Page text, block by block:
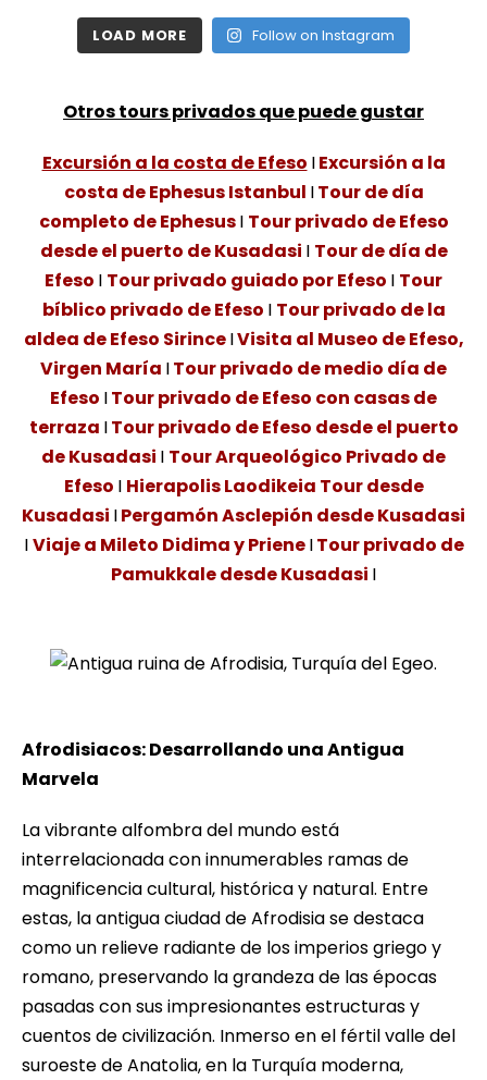
LOAD MORE Follow on Instagram
Otros tours privados que puede gustar
Excursión a la costa de Efeso IExcursión a la
costa de Ephesus Istanbul ITour de día
completo de EphesusI Tour privado de Efeso
desde el puerto de Kusadasi I Tour de día de
Efeso I Tour privado guiado por Efeso I Tour
bíblico privado de Efeso I Tour privado de la
aldea de Efeso SirinceIVisita al Museo de Efeso,
Virgen María ITour privado de medio día de
Efeso ITour privado de Efeso con casas de
terraza ITour privado de Efeso desde el puerto
de Kusadasi I Tour Arqueológico Privado de
Efeso I Hierapolis Laodikeia Tour desde
Kusadasi IPergamón Asclepión desde Kusadasi
IViaje a Mileto Didima y PrieneITour privado de
Pamukkale desde Kusadasi I
Afrodisiacos: Desarrollando una Antigua
Marvela
La vibrante alfombra del mundo está
interrelacionada con innumerables ramas de
magnificencia cultural, histórica y natural. Entre
estas, la antigua ciudad de Afrodisia se destaca
como un relieve radiante de los imperios griego y
romano, preservando la grandeza de las épocas
pasadas con sus impresionantes estructuras y
cuentos de civilización. Inmerso en el fértil valle del
suroeste de Anatolia, en la Turquía moderna,